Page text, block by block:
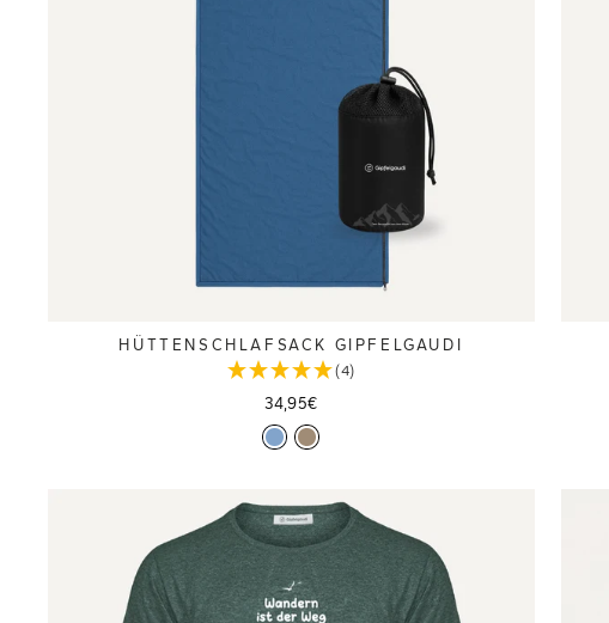
HÜTTENSCHLAFSACK GIPFELGAUDI
(4)
34,95€